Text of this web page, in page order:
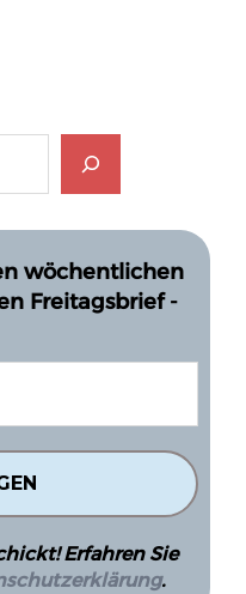
wöchentlichen
Freitagsbrief -
Erfahren Sie
.